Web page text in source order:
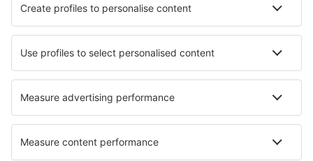
Mérida Manuel Crescencio Rejón (MID)
La Paz Manuel Márquez de León (LAP)
Matamoros Airport (MAM)